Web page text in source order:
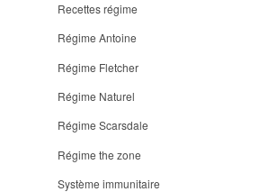
Recettes régime
Régime Antoine
Régime Fletcher
Régime Naturel
Régime Scarsdale
Régime the zone
Système immunitaire